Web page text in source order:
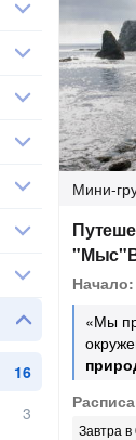
Мини-
Начало:
«Мы
Завтра в